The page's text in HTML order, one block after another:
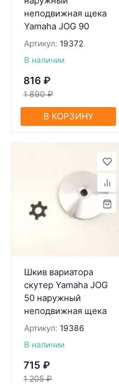
неподвижная щека
Yamaha JOG 90
Артикул: 19372
В наличии
816 ₽
1 890 ₽
В КОРЗИНУ
Шкив вариатора
скутер Yamaha JOG
50 наружный
неподвижная щека
Артикул: 19386
В наличии
715 ₽
1 205 ₽